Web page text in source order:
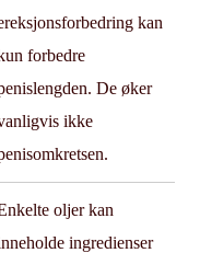
kan
forbedre
De øker
ikke
oljer kan
ingredienser